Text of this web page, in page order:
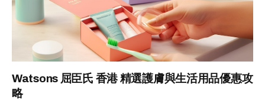
Watsons 屈臣氏 香港 精選護膚與生活用品優惠攻
略